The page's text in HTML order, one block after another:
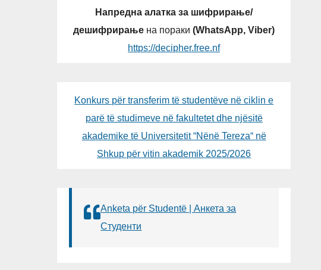
Напредна алатка за шифрирање/
дешифрирање на пораки(WhatsApp, Viber)
https://decipher.free.nf
Konkurs për transferim të studentëve në ciklin e
parë të studimeve në fakultetet dhe njësitë
akademike të Universitetit “Nënë Tereza“ në
Shkup për vitin akademik 2025/2026
Anketa për Studentë | Анкета за
Студенти